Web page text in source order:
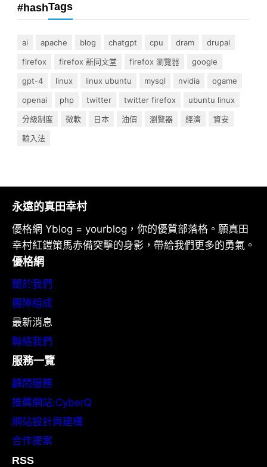
#hashTags
ai apache blog chatgpt cpu dram
drupal
firefox
firefox 新同文堂 firefox 瀏覽器
google
gpt-4
linux linux ubuntu mysql nvidia
ogame
openai
php twitter twitter firefox
ubuntu linux
分級制度
微軟 日本 油價 瀏覽器 經濟
資安
輸入法
永遠的真田幸村
優格網 Yblog = yourblog，你的優質部落格。願真田
幸村紅鎧策馬赤備突擊的身影，帶給我們更多的勇氣。
優格網
關於我們
團隊組成
最新消息
聯絡我們
服務一覽
顧問服務
推薦網站:CyberQ
網站設計與建構
合作提案
RSS